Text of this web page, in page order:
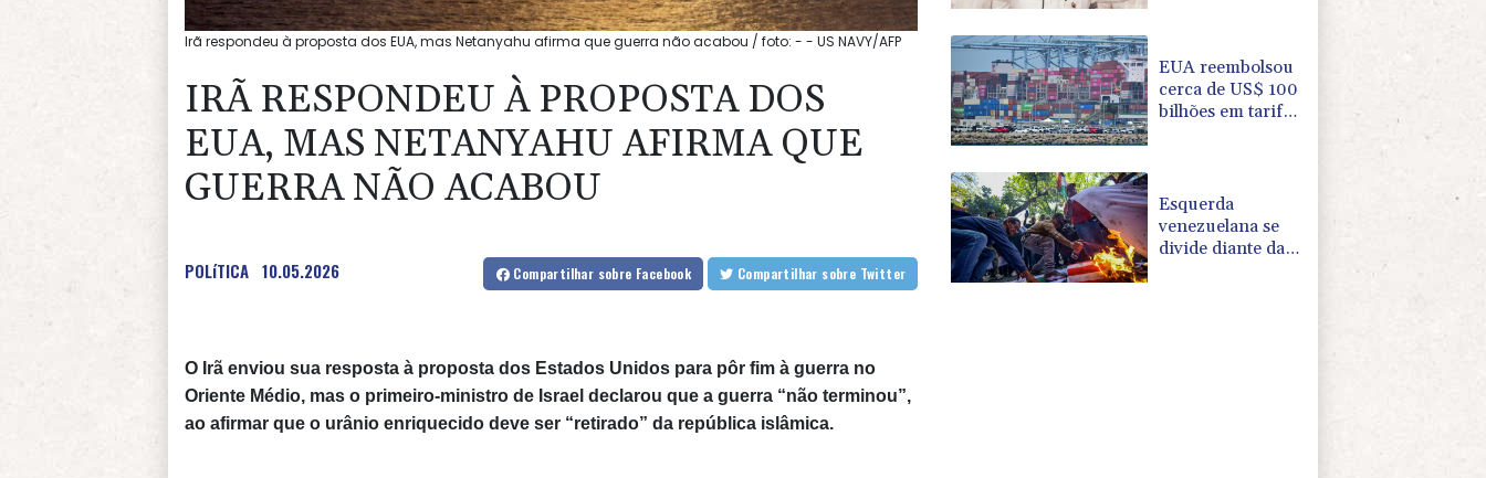
Irã respondeu à proposta dos EUA, mas Netanyahu afirma que guerra não acabou / foto: - - US NAVY/AFP
IRÃ RESPONDEU À PROPOSTA DOS
EUA, MAS NETANYAHU AFIRMA QUE
GUERRA NÃO ACABOU
POLíTICA 10.05.2026 Compartilhar sobre Facebook Compartilhar sobre Twitter
O Irã enviou sua resposta à proposta dos Estados Unidos para pôr fim à guerra no
Oriente Médio, mas o primeiro-ministro de Israel declarou que a guerra “não terminou”,
ao afirmar que o urânio enriquecido deve ser “retirado” da república islâmica.
EUA reembolsou
cerca de US$ 100
bilhões em tarifas
Esquerda
venezuelana se
divide diante da